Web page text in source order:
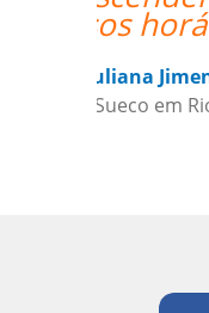
Curso
Barueri,